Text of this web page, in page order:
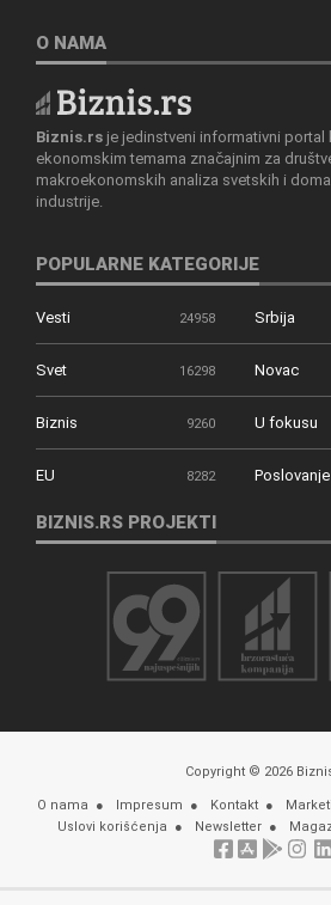
O NAMA
Biznis.rs je jedinstveni informativni
ekonomskim temama značajnim za
makroekonomskih analiza svetskih i
industrije.
POPULARNE KATEGORIJE
Vesti 24958 Srbija
Svet 16298 Novac
Biznis 9260 U fokusu
EU 8282 Poslovanje
BIZNIS.RS PROJEKTI
Copyright © 2026
O nama Impresum Kontakt
Uslovi korišćenja
Newsletter